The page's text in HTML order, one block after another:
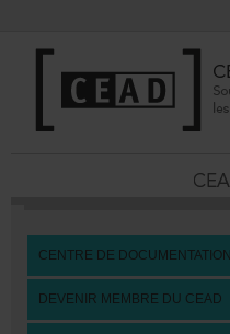
CENTREDEDOCUMENTATION
DEVENIRMEMBREDUCEAD